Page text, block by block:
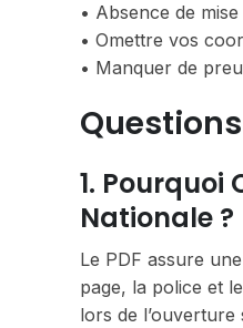
• Absence de
• Omettre vos
• Manquer de
1. Pourquoi
Nationale ?
Le PDF assure
page, la police et
lors de